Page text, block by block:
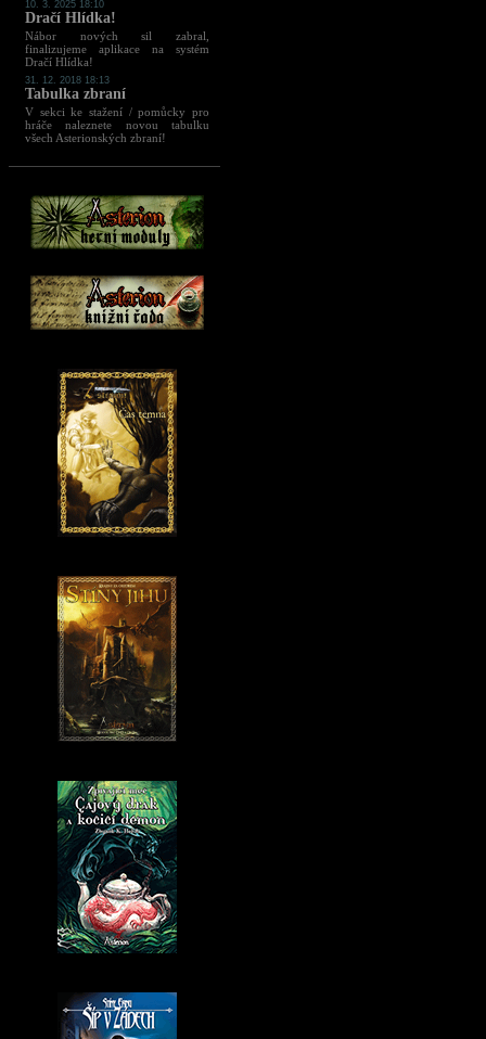
10. 3. 2025 18:10
Dračí Hlídka!
Nábor nových sil zabral,
finalizujeme aplikace na systém
Dračí Hlídka!
31. 12. 2018 18:13
Tabulka zbraní
V sekci ke stažení / pomůcky pro
hráče naleznete novou tabulku
všech Asterionských zbraní!